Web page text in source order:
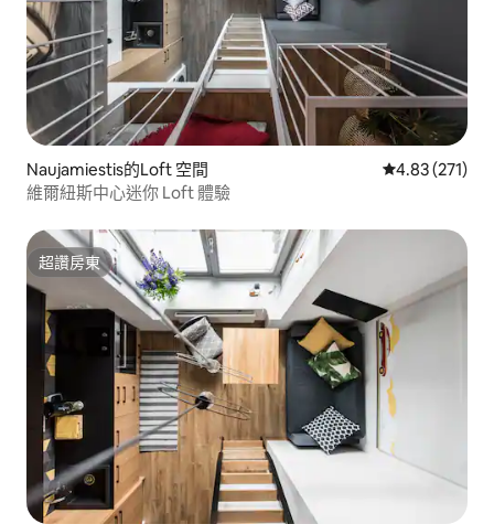
Naujamiestis的Loft 空間 從 271 則評價
4.83 (271)
維爾紐斯中心迷你 Loft 體驗
超讚房東
超讚房東